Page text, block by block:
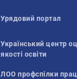
Урядовий портал
Український центр
якості освіти
ЛОО профспілки